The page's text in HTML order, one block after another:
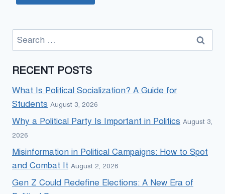
Search
for:
RECENT POSTS
What Is Political Socialization? A Guide for
Students August 3, 2026
Why a Political Party Is Important in Politics August 3,
2026
Misinformation in Political Campaigns: How to Spot
and Combat It August 2, 2026
Gen Z Could Redefine Elections: A New Era of